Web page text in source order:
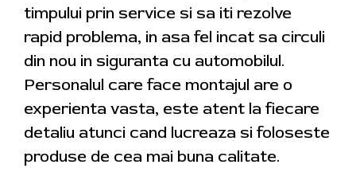
timpului prin service si sa iti rezolve
rapid problema, in asa fel incat sa circuli
din nou in siguranta cu automobilul.
Personalul care face montajul are o
experienta vasta, este atent la fiecare
detaliu atunci cand lucreaza si foloseste
produse de cea mai buna calitate.